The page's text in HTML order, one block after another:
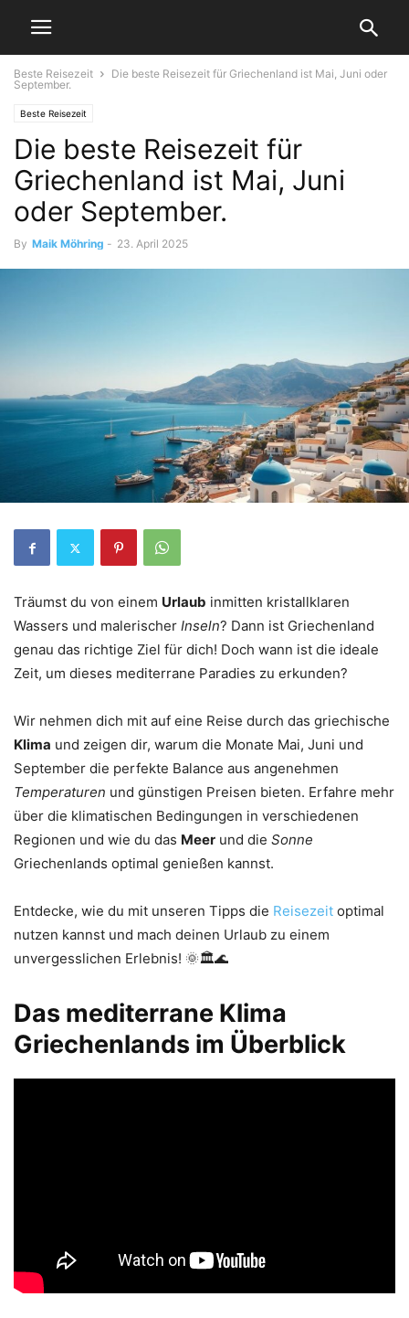
Beste Reisezeit
Die beste Reisezeit für Griechenland ist Mai, Juni oder
September.
Beste Reisezeit
Die beste Reisezeit für
Griechenland ist Mai, Juni
oder September.
By Maik Möhring - 23. April 2025
Träumst du von einem Urlaub inmitten kristallklaren
Wassers und malerischer Inseln? Dann ist Griechenland
genau das richtige Ziel für dich! Doch wann ist die ideale
Zeit, um dieses mediterrane Paradies zu erkunden?
Wir nehmen dich mit auf eine Reise durch das griechische
Klima und zeigen dir, warum die Monate Mai, Juni und
September die perfekte Balance aus angenehmen
Temperaturen und günstigen Preisen bieten. Erfahre mehr
über die klimatischen Bedingungen in verschiedenen
Regionen und wie du das Meer und die Sonne
Griechenlands optimal genießen kannst.
Entdecke, wie du mit unseren Tipps die Reisezeit optimal
nutzen kannst und mach deinen Urlaub zu einem
unvergesslichen Erlebnis! 🌞🏛️🌊
Das mediterrane Klima
Griechenlands im Überblick